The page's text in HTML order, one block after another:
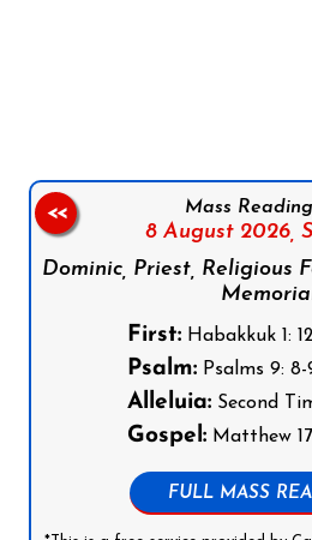
Mass
8 August 2026,
Dominic, Priest, Religious
First:Habakkuk 1:
Psalm:Psalms 9: 8-
Alleluia:Second
Gospel:Matthew
FULL MASS
<<